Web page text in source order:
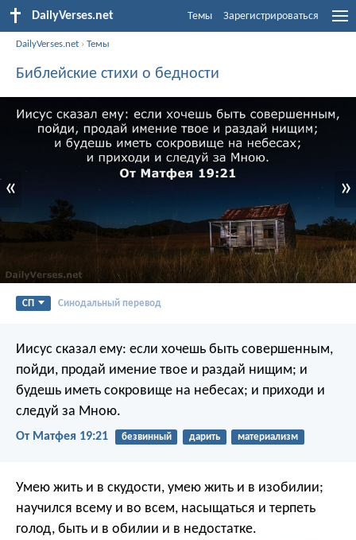
DailyVerses.net Темы Зарегистрироваться
DailyVerses.net ›Темы
Библейские стихи о бедности
« »
СП Синодальный перевод
Иисус сказал ему: если хочешь быть совершенным,
пойди, продай имение твое и раздай нищим; и
будешь иметь сокровище на небесах; и приходи и
следуй за Мною.
От Матфея 19:21 безвинный дарить материализм
Умею жить и в скудости, умею жить и в изобилии;
научился всему и во всем, насыщаться и терпеть
голод, быть и в обилии и в недостатке.